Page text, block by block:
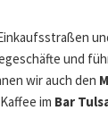
und
wir auch den
im Bar